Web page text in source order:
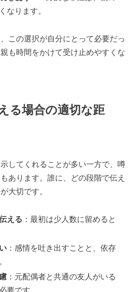
なります。
この選択が自分にとって必要だっ
も時間をかけて受け止めやすくな
る場合の適切な距
してくれることが多い一方で、噂
あります。誰に、どの段階で伝え
大切です。
える ：最初は少人数に留めると
：感情を吐き出すことと、依存
：元配偶者と共通の友人がいる